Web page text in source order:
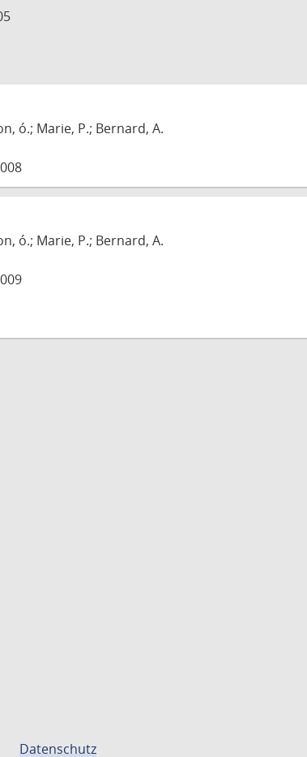
ó.; Marie, P.; Bernard, A.
ó.; Marie, P.; Bernard, A.
Datenschutz